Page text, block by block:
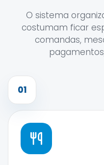
O sistema
costumam ficar
comandas,
01